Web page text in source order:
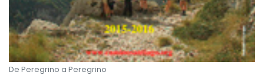
De Peregrino a Peregrino